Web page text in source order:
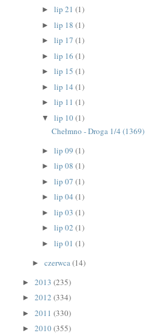
► lip 21 (1)
► lip 18 (1)
► lip 17 (1)
► lip 16 (1)
► lip 15 (1)
► lip 14 (1)
► lip 11 (1)
▼ lip 10(1)
Chełmno - Droga 1/4 (1369)
► lip 09 (1)
► lip 08 (1)
► lip 07 (1)
► lip 04 (1)
► lip 03 (1)
► lip 02 (1)
► lip 01 (1)
►czerwca(14)
►2013(235)
►2012(334)
►2011(330)
►2010(355)